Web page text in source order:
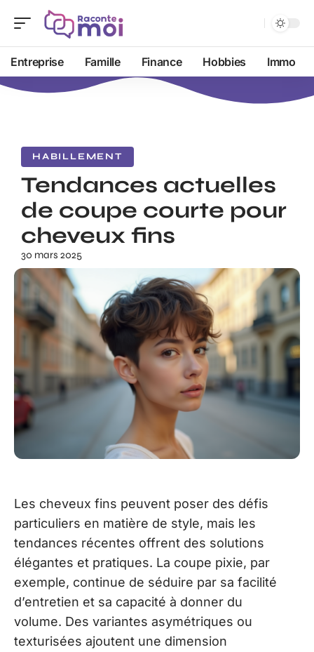
Entreprise Famille Finance Hobbies Immo
HABILLEMENT
Tendances actuelles
de coupe courte pour
cheveux fins
30 mars 2025
Les cheveux fins peuvent poser des défis
particuliers en matière de style, mais les
tendances récentes offrent des solutions
élégantes et pratiques. La coupe pixie, par
exemple, continue de séduire par sa facilité
d’entretien et sa capacité à donner du
volume. Des variantes asymétriques ou
texturisées ajoutent une dimension